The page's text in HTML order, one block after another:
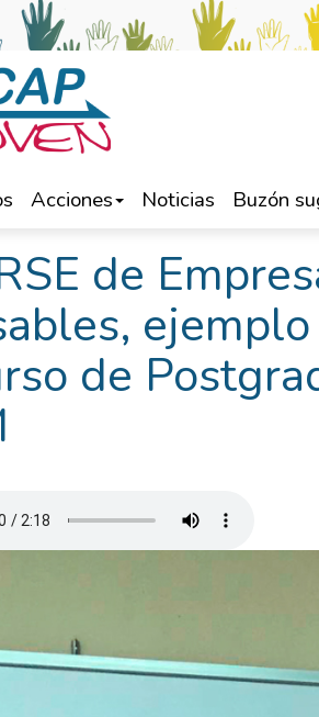
Acciones Noticias Buzón
de
de